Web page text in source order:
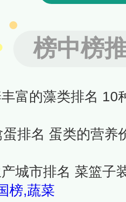
榜中榜
富的藻类排名 10
排名 蛋类的营养
城市排名 菜篮子
榜,蔬菜